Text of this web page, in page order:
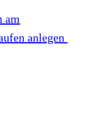
am
anlegen